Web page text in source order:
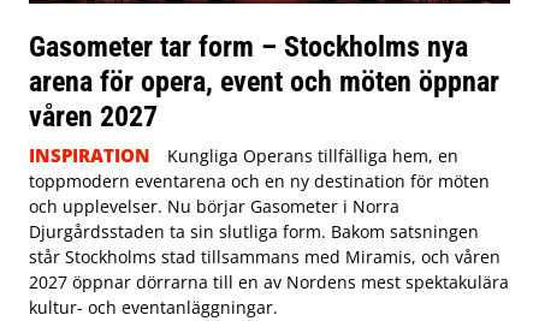
Gasometer tar form – Stockholms nya
arena för opera, event och möten öppnar
våren 2027
INSPIRATION
Kungliga Operans tillfälliga hem, en
toppmodern eventarena och en ny destination för möten
och upplevelser. Nu börjar Gasometer i Norra
Djurgårdsstaden ta sin slutliga form. Bakom satsningen
står Stockholms stad tillsammans med Miramis, och våren
2027 öppnar dörrarna till en av Nordens mest spektakulära
kultur- och eventanläggningar.